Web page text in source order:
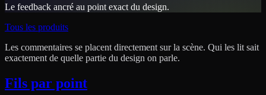
Le feedback ancré au point exact du design.
Tous les produits
Les commentaires se placent directement sur la scène. Qui les lit sait
exactement de quelle partie du design on parle.
Fils par point